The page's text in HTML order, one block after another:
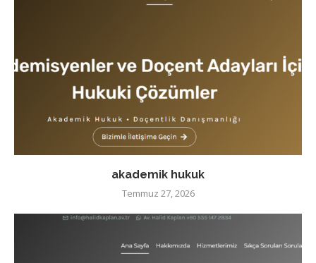
akademik hukuk
Temmuz 27, 2026